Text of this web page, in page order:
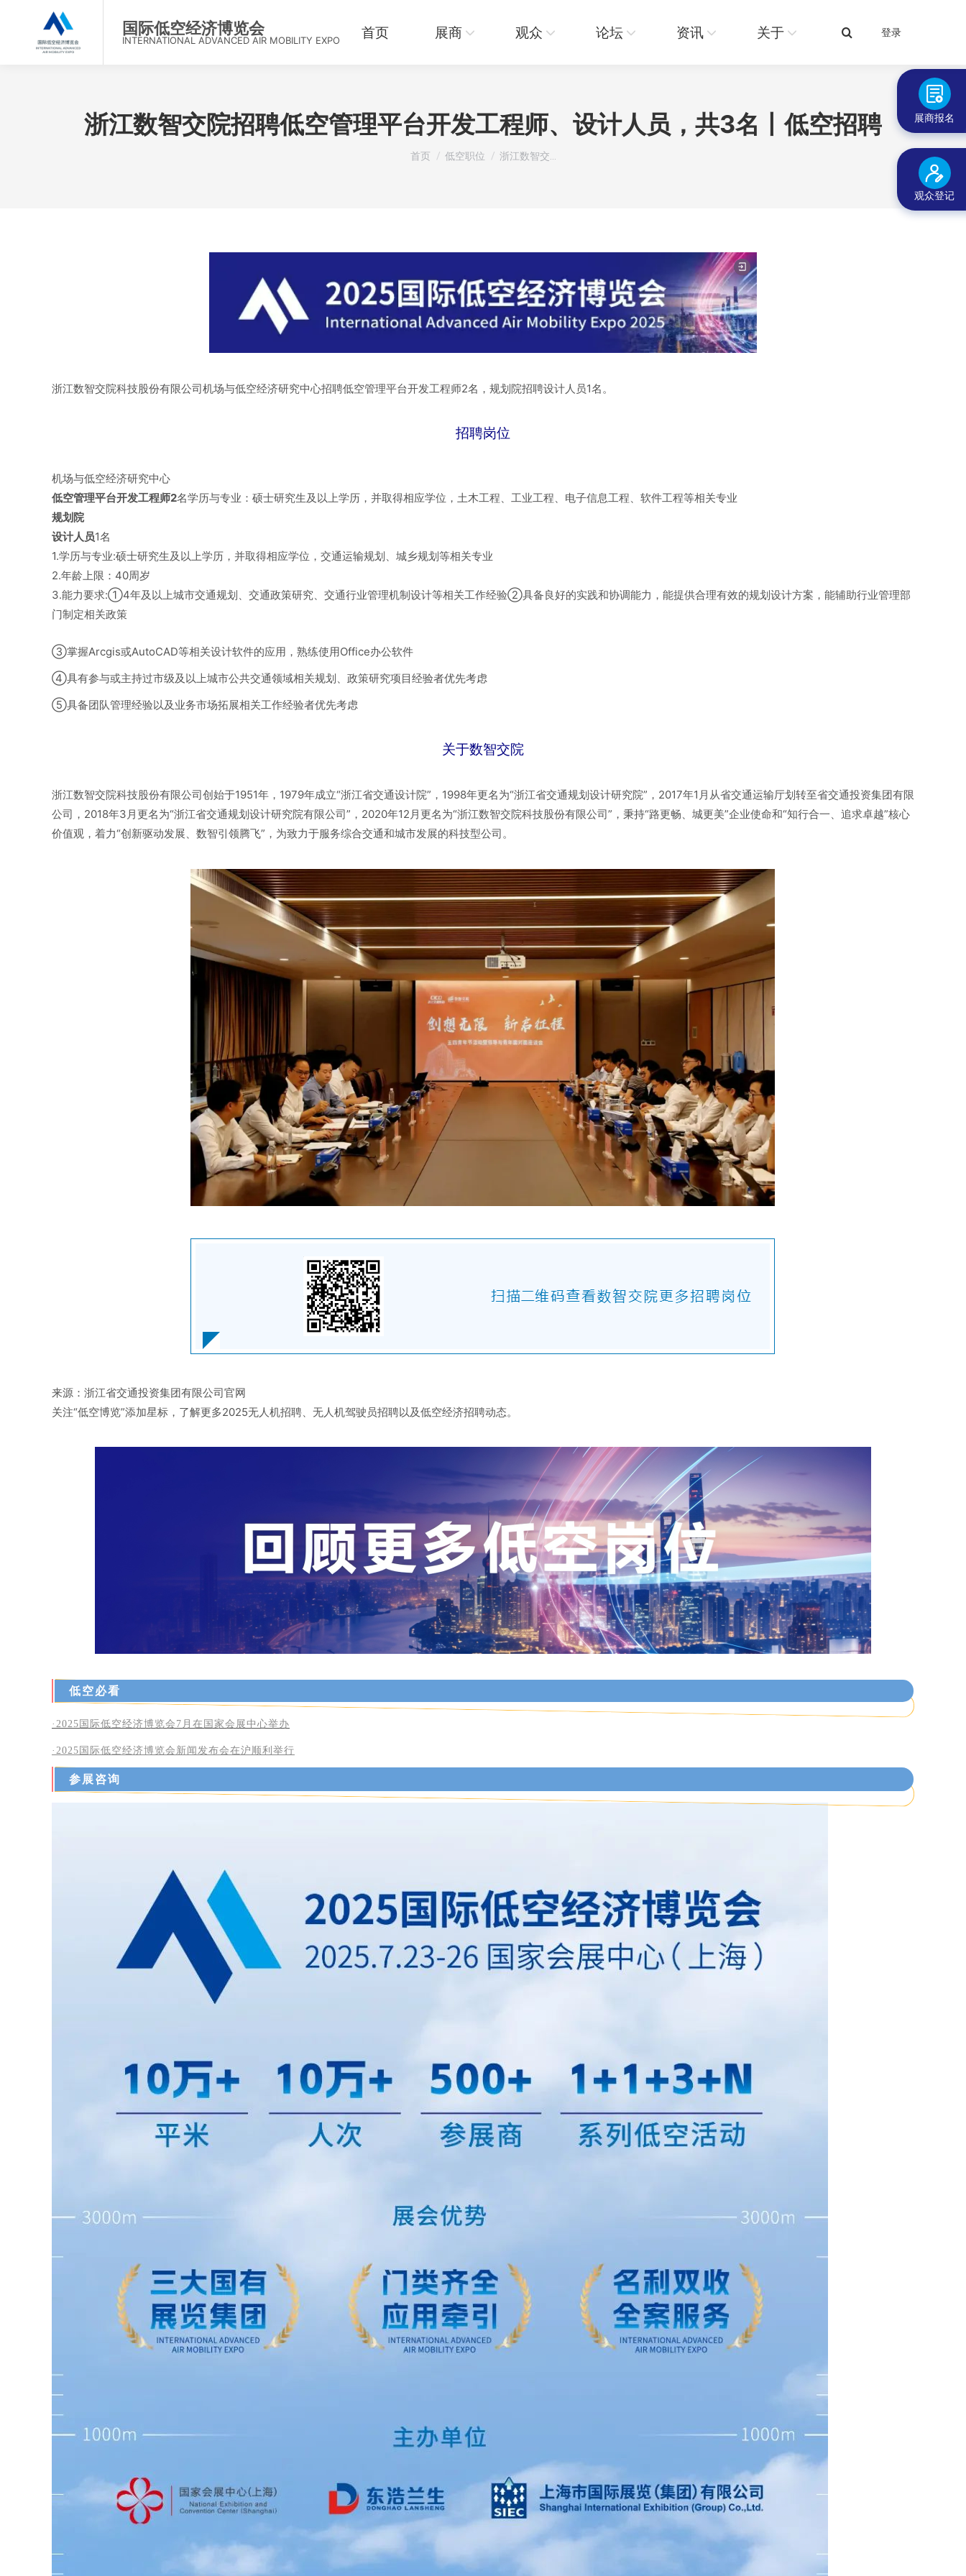
国际低空经济博览会
INTERNATIONAL ADVANCED AIR MOBILITY EXPO 首页 展商 观众 论坛 资讯 关于
搜
登录
浙江数智交院招聘低空管理平台开发工程师、设计人员，共3名丨低空招聘
您在这里：
首页 低空职位 浙江数智交…
浙江数智交院科技股份有限公司机场与低空经济研究中心招聘低空管理平台开发工程师2名，规划院招聘设计人员1名。
招聘岗位
机场与低空经济研究中心
低空管理平台开发工程师2名学历与专业：硕士研究生及以上学历，并取得相应学位，土木工程、工业工程、电子信息工程、软件工程等相关专业
规划院
设计人员1名
1.学历与专业:硕士研究生及以上学历，并取得相应学位，交通运输规划、城乡规划等相关专业
2.年龄上限：40周岁
3.能力要求:①4年及以上城市交通规划、交通政策研究、交通行业管理机制设计等相关工作经验②具备良好的实践和协调能力，能提供合理有效的规划设计方案，能辅助行业管理部
门制定相关政策
③掌握Arcgis或AutoCAD等相关设计软件的应用，熟练使用Office办公软件
④具有参与或主持过市级及以上城市公共交通领域相关规划、政策研究项目经验者优先考虑
⑤具备团队管理经验以及业务市场拓展相关工作经验者优先考虑
关于数智交院
浙江数智交院科技股份有限公司创始于1951年，1979年成立“浙江省交通设计院”，1998年更名为“浙江省交通规划设计研究院”，2017年1月从省交通运输厅划转至省交通投资集团有限
公司，2018年3月更名为“浙江省交通规划设计研究院有限公司”，2020年12月更名为“浙江数智交院科技股份有限公司”，秉持“路更畅、城更美”企业使命和“知行合一、追求卓越”核心
价值观，着力“创新驱动发展、数智引领腾飞”，为致力于服务综合交通和城市发展的科技型公司。
来源：浙江省交通投资集团有限公司官网
关注“低空博览”添加星标，了解更多2025无人机招聘、无人机驾驶员招聘以及低空经济招聘动态。
低空必看
·2025国际低空经济博览会7月在国家会展中心举办
·2025 国际低空经济博览会新闻发布会在沪顺利举行
参展咨询
展商报名
观众登记
展商 观众 论坛 资讯 关于
搜